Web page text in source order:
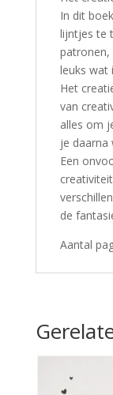
In dit
lijntjes te
patronen,
leuks wat
Het
van
alles om
je daarna
Een
de
Aantal